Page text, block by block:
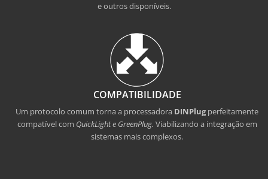
e outros disponíveis.
COMPATIBILIDADE
Um protocolo comum torna a processadora DINPlug perfeitamente
compatível com QuickLight e GreenPlug. Viabilizando a integração em
sistemas mais complexos.